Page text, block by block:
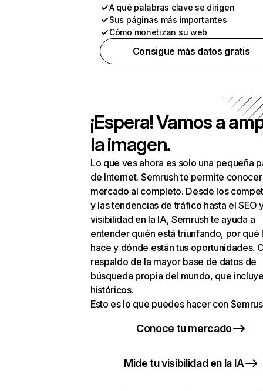
A qué palabras clave se dirigen
Sus páginas más importantes
Cómo monetizan su web
Consigue más datos gratis
¡Espera! Vamos a
la imagen.
Lo que ves ahora es solo una pequeña
de Internet. Semrush te permite
mercado al completo. Desde los
y las tendencias de tráfico hasta el SEO
visibilidad en la IA, Semrush te ayuda a
entender quién está triunfando, por qué
hace y dónde están tus oportunidades.
respaldo de la mayor base de datos de
búsqueda propia del mundo, que
históricos.
Esto es lo que puedes hacer con
Conoce tu mercado
Mide tu visibilidad en la IA